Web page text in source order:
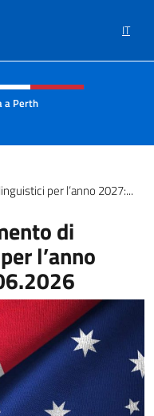
IT
e menù
a Perth
per l’anno 2027:...
di
l’anno